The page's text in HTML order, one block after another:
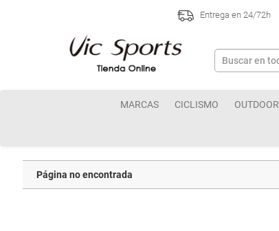
Entrega en 24/72h
MARCAS CICLISMO OUTDOOR
Página no encontrada